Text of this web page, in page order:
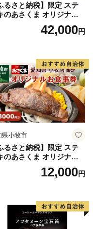
らせするサービス
ています。
店舗(町家)と酒蔵で
重要文化財に指定さ
走・離陸する飛行機を
るさと納税】限定 ステ
のあさくま オリジナル
事券 12000円 お好きなメ
ー 好きなだけ コーンス
小牧店 小牧市 チケット 送
料
42,000円
県小牧市
るさと納税】限定 ステ
のあさくま オリジナル
事券 3000円 お好きなメ
ー 好きなだけ コーンス
小牧店 小牧市 チケット 送
12,000円